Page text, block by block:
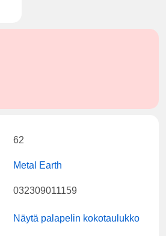
62
Metal Earth
032309011159
Näytä palapelin kokotaulukko